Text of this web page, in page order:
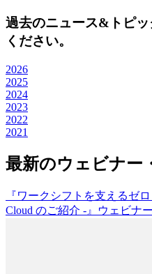
過去のニュース&トピ
ください。
2026
2025
2024
2023
2022
2021
最新のウェビナー
『ワークシフトを支えるゼ
Cloud のご紹介 -』ウェビナ